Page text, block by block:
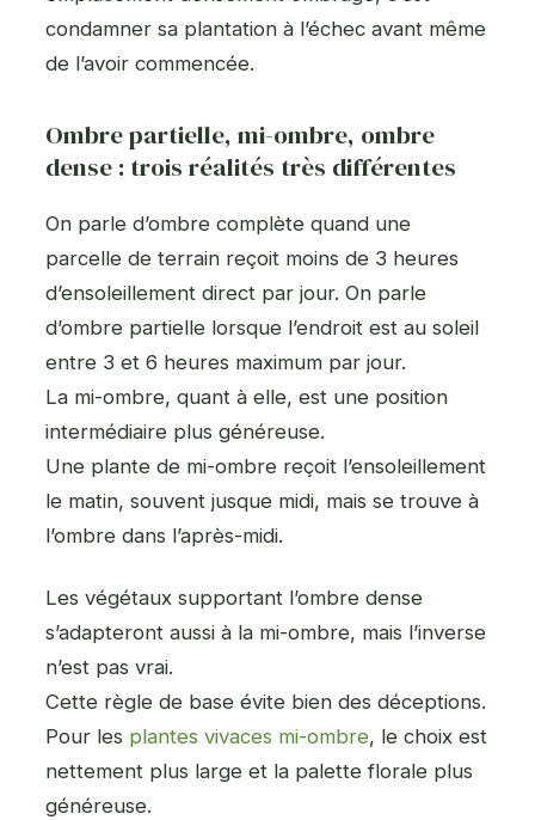
condamner sa plantation à l’échec avant même
de l’avoir commencée.
Ombre partielle, mi-ombre, ombre
dense : trois réalités très différentes
On parle d’ombre complète quand une
parcelle de terrain reçoit moins de 3 heures
d’ensoleillement direct par jour. On parle
d’ombre partielle lorsque l’endroit est au soleil
entre 3 et 6 heures maximum par jour.
La mi-ombre, quant à elle, est une position
intermédiaire plus généreuse.
Une plante de mi-ombre reçoit l’ensoleillement
le matin, souvent jusque midi, mais se trouve à
l’ombre dans l’après-midi.
Les végétaux supportant l’ombre dense
s’adapteront aussi à la mi-ombre, mais l’inverse
n’est pas vrai.
Cette règle de base évite bien des déceptions.
Pour les plantes vivaces mi-ombre, le choix est
nettement plus large et la palette florale plus
généreuse.